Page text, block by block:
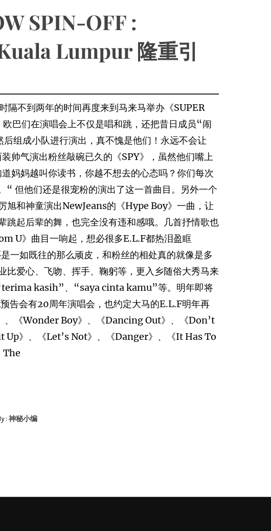
SPIN-OFF :
Lumpur 隆重引
隔不到两年的时间再度来到马来马举办《SUPER
巴们在演唱会上不仅是唱和跳，还把昔日成员“闹
组成小队进行演出，真不愧是他们！永远不会让
帅气演出粉丝敲碗已久的《SPY》，虽然他们嘴上
妈妈越叫你读书，你越不想去的心态吗？你们每次
“ 但他们还是很宠粉的演出了这一首曲目。另外一个
旭和神童演出NewJeans的《Hype Boy》一曲，让
跳起后辈的舞，也完全没有违和感哦。几首抒情歌也
U》曲目一响起，想必很多E.L.F都热泪盈眶
一如既往的那么顽皮，和粉丝的相处真的就像是多
比爱心、飞吻、挥手、鞠躬等，更入乡随俗大秀马来
kasih”、“saya cinta kamu”等。明年即将
告会有20周年演唱会，也约定大马的E.L.F明年再
、《Wonder Boy》、《Dancing Out》、《Don’t
Up》、《Let’s Not》、《Danger》、《It Has To
The
:神秘小编